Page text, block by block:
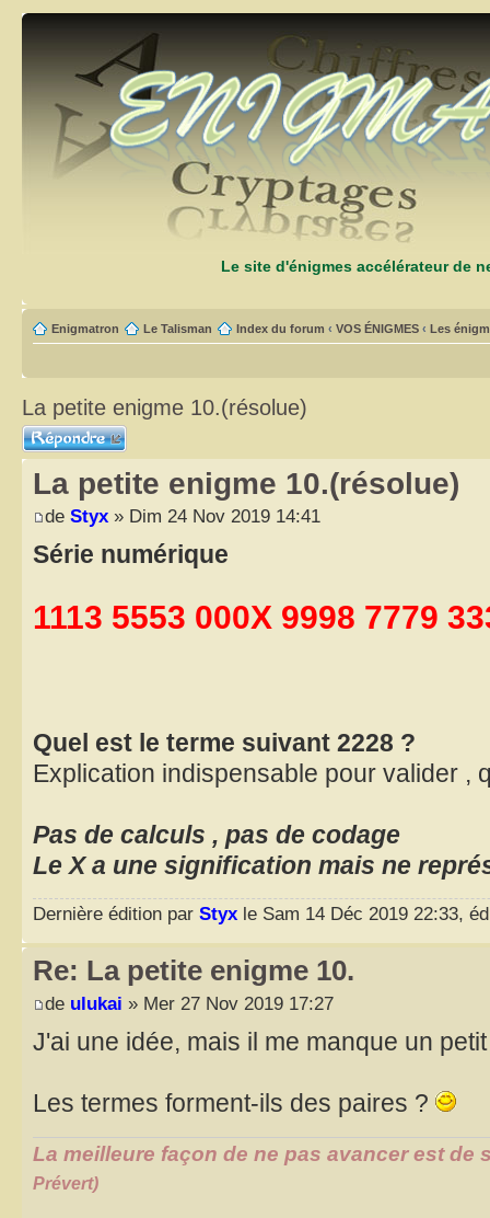
Le site d'énigmes accélérateur de
Enigmatron Le Talisman Index du forum ‹ VOS ÉNIGMES ‹ Les
La petite enigme 10.(résolue)
Répondre
La petite enigme 10.(résolue)
de Styx » Dim 24 Nov 2019 14:41
Série numérique
1113 5553 000X 9998 7779
Quel est le terme suivant 2228 ?
Explication indispensable pour valider ,
Pas de calculs , pas de codage
Le X a une signification mais ne
Dernière édition par Styx le Sam 14 Déc 2019 22:33,
Re: La petite enigme 10.
de ulukai » Mer 27 Nov 2019 17:27
J'ai une idée, mais il me manque un
Les termes forment-ils des paires ?
La meilleure façon de ne pas avancer est de
Prévert)